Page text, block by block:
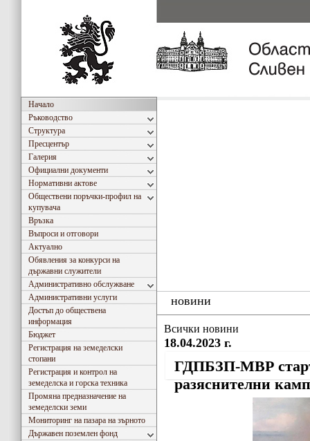
Начало
Ръководство
Структура
Пресцентър
Галерия
Официални документи
Нормативни актове
Обществени поръчки-профил на
купувача
Връзка
Въпроси и отговори
Актуално
Обявления за конкурси на
държавни служители
Административно обслужване
Административни услуги
Достъп до обществена
информация
Бюджет
Регистрация на земеделски
стопани
Регистрация и контрол на
земеделска и горска техника
Промяна предназначение на
земеделски земи
Мониторинг на пазара на зърното
Държавен поземлен фонд
новини
Всички новини
18.04.2023 г.
ГДПБЗП-МВР
разяснителни